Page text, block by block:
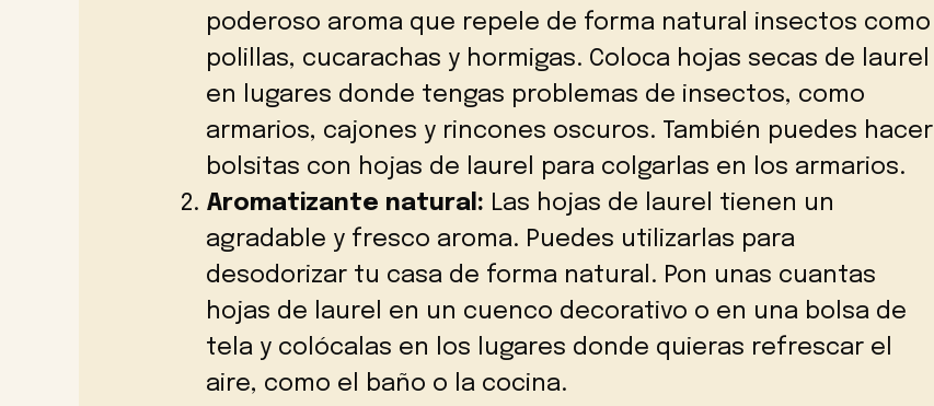
poderoso aroma que repele de forma natural insectos como
polillas, cucarachas y hormigas. Coloca hojas secas de laurel
en lugares donde tengas problemas de insectos, como
armarios, cajones y rincones oscuros. También puedes hacer
bolsitas con hojas de laurel para colgarlas en los armarios.
Aromatizante natural: Las hojas de laurel tienen un
agradable y fresco aroma. Puedes utilizarlas para
desodorizar tu casa de forma natural. Pon unas cuantas
hojas de laurel en un cuenco decorativo o en una bolsa de
tela y colócalas en los lugares donde quieras refrescar el
aire, como el baño o la cocina.